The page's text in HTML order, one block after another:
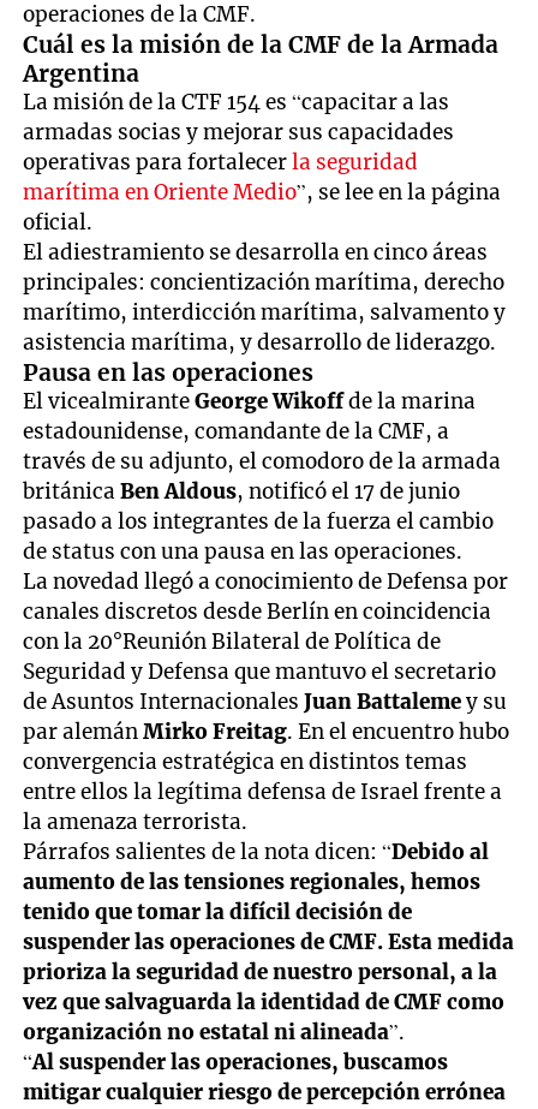
operaciones de la CMF.
Cuál es la misión de la CMF de la Armada
Argentina
La misión de la CTF 154 es “capacitar a las
armadas socias y mejorar sus capacidades
operativas para fortalecerla seguridad
marítima en Oriente Medio”, se lee en la página
oficial.
El adiestramiento se desarrolla en cinco áreas
principales: concientización marítima, derecho
marítimo, interdicción marítima, salvamento y
asistencia marítima, y desarrollo de liderazgo.
Pausa en las operaciones
El vicealmiranteGeorge Wikoffde la marina
estadounidense, comandante de la CMF, a
través de su adjunto, el comodoro de la armada
británicaBen Aldous, notificó el 17 de junio
pasado a los integrantes de la fuerza el cambio
de status con una pausa en las operaciones.
La novedad llegó a conocimiento de Defensa por
canales discretos desde Berlín en coincidencia
con la 20°Reunión Bilateral de Política de
Seguridad y Defensa que mantuvo el secretario
de Asuntos InternacionalesJuan Battalemey su
par alemánMirko Freitag. En el encuentro hubo
convergencia estratégica en distintos temas
entre ellos la legítima defensa de Israel frente a
la amenaza terrorista.
Párrafos salientes de la nota dicen: “Debido al
aumento de las tensiones regionales, hemos
tenido que tomar la difícil decisión de
suspender las operaciones de CMF. Esta medida
prioriza la seguridad de nuestro personal, a la
vez que salvaguarda la identidad de CMF como
organización no estatal ni alineada”.
“Al suspender las operaciones, buscamos
mitigar cualquier riesgo de percepción errónea